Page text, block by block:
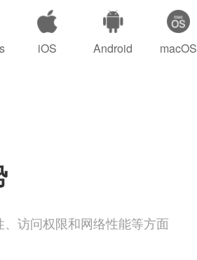
iOS Android macOS
访问权限和网络性能等方面